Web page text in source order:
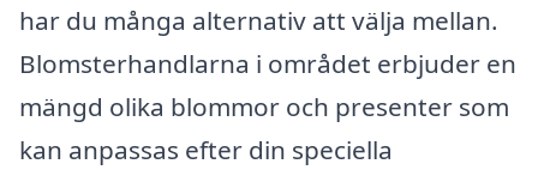
har du många alternativ att välja mellan.
Blomsterhandlarna i området erbjuder en
mängd olika blommor och presenter som
kan anpassas efter din speciella